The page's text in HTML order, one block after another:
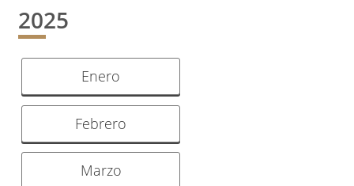
2025
Enero
Febrero
Marzo